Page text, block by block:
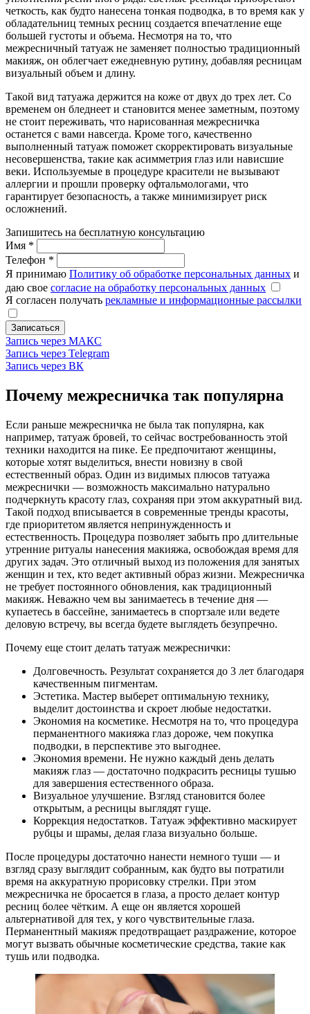
четкость, как будто нанесена тонкая подводка, в то время как у
обладательниц темных ресниц создается впечатление еще
большей густоты и объема. Несмотря на то, что
межресничный татуаж не заменяет полностью традиционный
макияж, он облегчает ежедневную рутину, добавляя ресницам
визуальный объем и длину.
Такой вид татуажа держится на коже от двух до трех лет. Со
временем он бледнеет и становится менее заметным, поэтому
не стоит переживать, что нарисованная межресничка
останется с вами навсегда. Кроме того, качественно
выполненный татуаж поможет скорректировать визуальные
несовершенства, такие как асимметрия глаз или нависшие
веки. Используемые в процедуре красители не вызывают
аллергии и прошли проверку офтальмологами, что
гарантирует безопасность, а также минимизирует риск
осложнений.
Запишитесь на бесплатную консультацию
Имя *
Телефон *
Я принимаю Политику об обработке персональных данных и
даю свое согласие на обработку персональных данных
Я согласен получать рекламные и информационные рассылки
Записаться
Запись через МАКС
Запись через Telegram
Запись через ВК
Почему межресничка так популярна
Если раньше межресничка не была так популярна, как
например, татуаж бровей, то сейчас востребованность этой
техники находится на пике. Ее предпочитают женщины,
которые хотят выделиться, внести новизну в свой
естественный образ. Один из видимых плюсов татуажа
межреснички — возможность максимально натурально
подчеркнуть красоту глаз, сохраняя при этом аккуратный вид.
Такой подход вписывается в современные тренды красоты,
где приоритетом является непринужденность и
естественность. Процедура позволяет забыть про длительные
утренние ритуалы нанесения макияжа, освобождая время для
других задач. Это отличный выход из положения для занятых
женщин и тех, кто ведет активный образ жизни. Межресничка
не требует постоянного обновления, как традиционный
макияж. Неважно чем вы занимаетесь в течение дня —
купаетесь в бассейне, занимаетесь в спортзале или ведете
деловую встречу, вы всегда будете выглядеть безупречно.
Почему еще стоит делать татуаж межреснички:
Долговечность. Результат сохраняется до 3 лет благодаря
качественным пигментам.
Эстетика. Мастер выберет оптимальную технику,
выделит достоинства и скроет любые недостатки.
Экономия на косметике. Несмотря на то, что процедура
перманентного макияжа глаз дороже, чем покупка
подводки, в перспективе это выгоднее.
Экономия времени. Не нужно каждый день делать
макияж глаз — достаточно подкрасить ресницы тушью
для завершения естественного образа.
Визуальное улучшение. Взгляд становится более
открытым, а ресницы выглядят гуще.
Коррекция недостатков. Татуаж эффективно маскирует
рубцы и шрамы, делая глаза визуально больше.
После процедуры достаточно нанести немного туши — и
взгляд сразу выглядит собранным, как будто вы потратили
время на аккуратную прорисовку стрелки. При этом
межресничка не бросается в глаза, а просто делает контур
ресниц более чётким. А еще он является хорошей
альтернативой для тех, у кого чувствительные глаза.
Перманентный макияж предотвращает раздражение, которое
могут вызвать обычные косметические средства, такие как
тушь или подводка.